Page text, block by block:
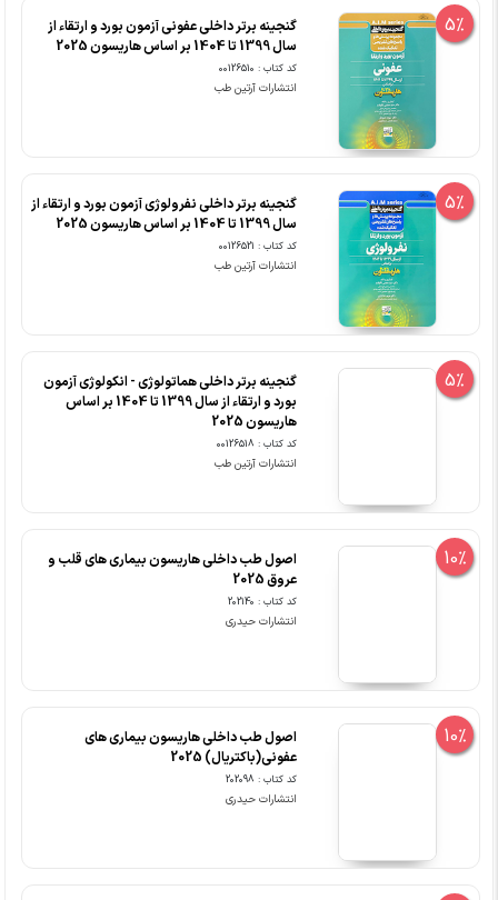
5%
گنجینه برتر داخلی عفونی آزمون بورد و ارتقاء از
سال 1399 تا 1404 بر اساس هاریسون 2025
کد کتاب : 00126510
انتشارات آرتین طب
5%
گنجینه برتر داخلی نفرولوژی آزمون بورد و ارتقاء از
سال 1399 تا 1404 بر اساس هاریسون 2025
کد کتاب : 00126521
انتشارات آرتین طب
5%
گنجینه برتر داخلی هماتولوژی - انکولوژی آزمون
بورد و ارتقاء از سال 1399 تا 1404 بر اساس
هاریسون 2025
کد کتاب : 00126518
انتشارات آرتین طب
10%
اصول طب داخلی هاریسون بیماری های قلب و
عروق 2025
کد کتاب : 202140
انتشارات حیدری
10%
اصول طب داخلی هاریسون بیماری های
عفونی(باکتریال) 2025
کد کتاب : 202098
انتشارات حیدری